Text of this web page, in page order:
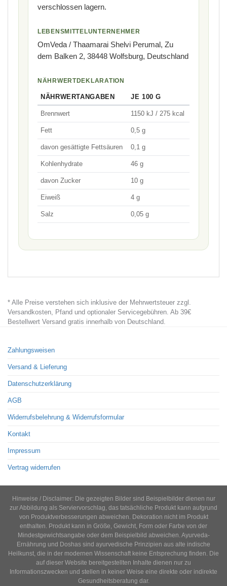
verschlossen lagern.
LEBENSMITTELUNTERNEHMER
OmVeda / Thaamarai Shelvi Perumal, Zu
dem Balken 2, 38448 Wolfsburg, Deutschland
NÄHRWERTDEKLARATION
NÄHRWERTANGABEN JE 100 G
Brennwert 1150 kJ / 275 kcal
Fett 0,5 g
davon gesättigte Fettsäuren 0,1 g
Kohlenhydrate 46 g
davon Zucker 10 g
Eiweiß 4 g
Salz 0,05 g
* Alle Preise verstehen sich inklusive der Mehrwertsteuer zzgl.
Versandkosten, Pfand und optionaler Servicegebühren. Ab 39€
Bestellwert Versand gratis innerhalb von Deutschland.
Zahlungsweisen
Versand & Lieferung
Datenschutzerklärung
AGB
Widerrufsbelehrung & Widerrufsformular
Kontakt
Impressum
Vertrag widerrufen
Hinweise / Disclaimer: Die gezeigten Bilder sind Beispielbilder dienen nur
zur Abbildung als Serviervorschlag, das tatsächliche Produkt kann aufgrund
von Produktverbesserungen abweichen. Dekoration nicht im Produkt
enthalten. Produkt kann in Größe, Gewicht, Form oder Farbe von der
Mindestgewichtsangabe oder dem Beispielbild abweichen. Ayurveda-
Ernährung und Doshas sind ayurvedische Prinzipien aus alte indische
Heilkunst, die in der modernen Wissenschaft keine Entsprechung finden. Die
auf dieser Website bereitgestellten Inhalte dienen nur zu
Informationszwecken und stellen in keiner Weise eine direkte oder indirekte
Gesundheitsberatung dar.